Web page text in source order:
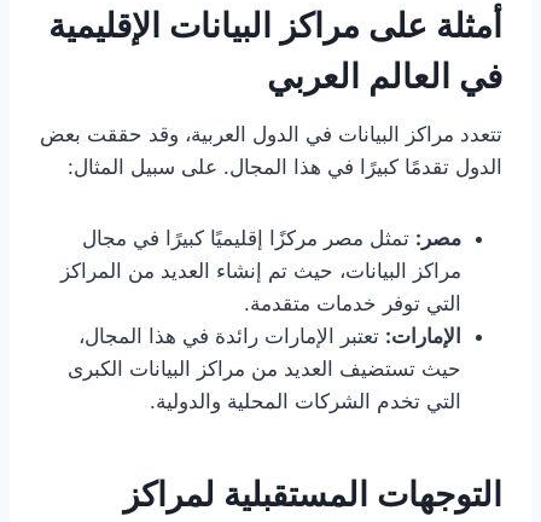
أمثلة على مراكز البيانات الإقليمية
في العالم العربي
تتعدد مراكز البيانات في الدول العربية، وقد حققت بعض
الدول تقدمًا كبيرًا في هذا المجال. على سبيل المثال:
مصر: تمثل مصر مركزًا إقليميًا كبيرًا في مجال
مراكز البيانات، حيث تم إنشاء العديد من المراكز
التي توفر خدمات متقدمة.
الإمارات: تعتبر الإمارات رائدة في هذا المجال،
حيث تستضيف العديد من مراكز البيانات الكبرى
التي تخدم الشركات المحلية والدولية.
التوجهات المستقبلية لمراكز